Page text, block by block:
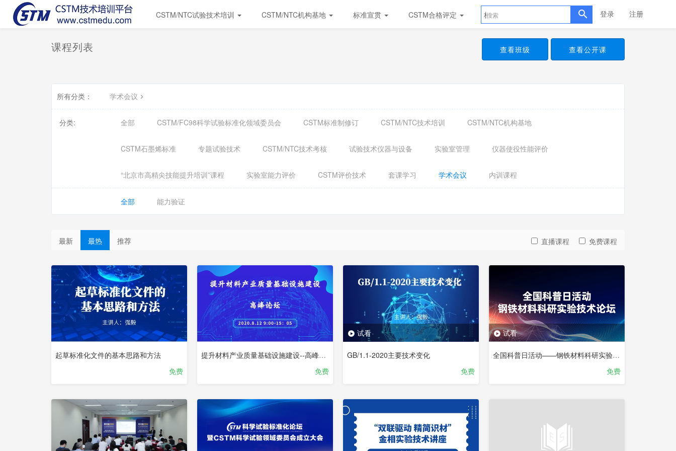
CSTM/NTC试验技术培训 CSTM/NTC机构基地 标准宣贯 CSTM合格评定 标准样品 登录 注册
课程列表 查看班级 查看公开课
所有分类： 学术会议
分类: 全部 CSTM/FC98科学试验标准化领域委员会 CSTM标准制修订 CSTM/NTC技术培训 CSTM/NTC机构基地
CSTM石墨烯标准 专题试验技术 CSTM/NTC技术考核 试验技术仪器与设备 实验室管理 仪器使役性能评价
“北京市高精尖技能提升培训”课程 实验室能力评价 CSTM评价技术 套课学习 学术会议 内训课程
全部 能力验证
最新 最热 推荐 直播课程 免费课程
起草标准化文件的基本思路和方法
免费
提升材料产业质量基础设施建设--高峰论坛
免费
试看
GB/1.1-2020主要技术变化
免费
试看
全国科普日活动——钢铁材料科研实验技术论坛
免费